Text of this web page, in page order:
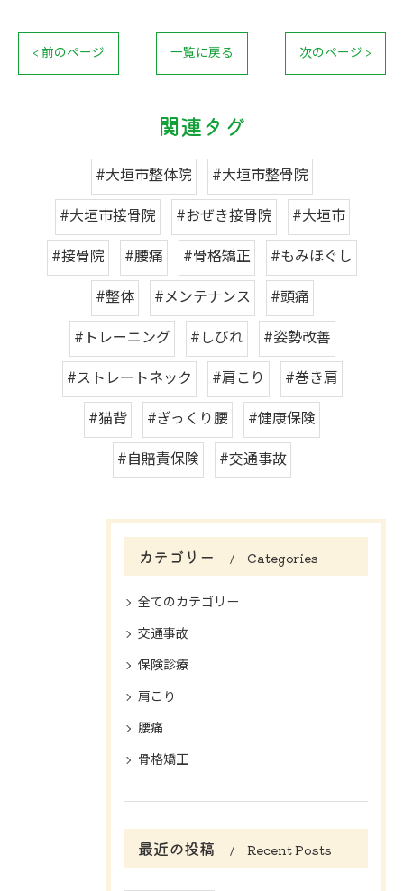
< 前のページ 一覧に戻る 次のページ >
関連タグ
#大垣市整体院
#大垣市整骨院
#大垣市接骨院
#おぜき接骨院
#大垣市
#接骨院
#腰痛 #骨格矯正
#もみほぐし
#整体
#メンテナンス
#頭痛
#トレーニング
#しびれ
#姿勢改善
#ストレートネック
#肩こり
#巻き肩
#猫背
#ぎっくり腰
#健康保険
#自賠責保険
#交通事故
カテゴリー Categories
全てのカテゴリー
交通事故
保険診療
肩こり
腰痛
骨格矯正
最近の投稿 Recent Posts